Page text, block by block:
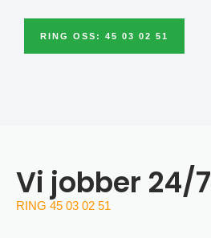
RING OSS: 45 03 02 51
Vi jobber 24/7
RING 45 03 02 51